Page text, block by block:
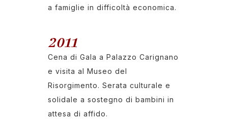
a famiglie in difficoltà economica.
2011
Cena di Gala a Palazzo Carignano
e visita al Museo del
Risorgimento. Serata culturale e
solidale a sostegno di bambini in
attesa di affido.